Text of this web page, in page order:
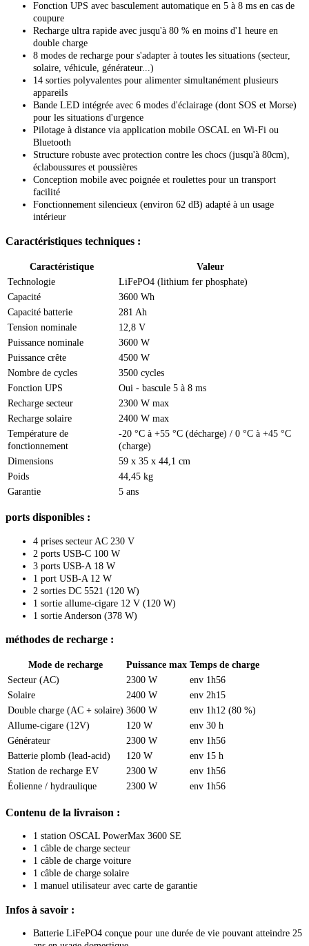
Fonction UPS avec basculement automatique en 5 à 8 ms en cas de
coupure
Recharge ultra rapide avec jusqu'à 80 % en moins d'1 heure en
double charge
8 modes de recharge pour s'adapter à toutes les situations (secteur,
solaire, véhicule, générateur...)
14 sorties polyvalentes pour alimenter simultanément plusieurs
appareils
Bande LED intégrée avec 6 modes d'éclairage (dont SOS et Morse)
pour les situations d'urgence
Pilotage à distance via application mobile OSCAL en Wi-Fi ou
Bluetooth
Structure robuste avec protection contre les chocs (jusqu'à 80cm),
éclaboussures et poussières
Conception mobile avec poignée et roulettes pour un transport
facilité
Fonctionnement silencieux (environ 62 dB) adapté à un usage
intérieur
Caractéristiques techniques :
Caractéristique
Valeur
Technologie
LiFePO4 (lithium fer phosphate)
Capacité
3600 Wh
Capacité batterie
281 Ah
Tension nominale
12,8 V
Puissance nominale
3600 W
Puissance crête
4500 W
Nombre de cycles
3500 cycles
Fonction UPS
Oui - bascule 5 à 8 ms
Recharge secteur
2300 W max
Recharge solaire
2400 W max
Température de
fonctionnement
-20 °C à +55 °C (décharge) / 0 °C à +45 °C
(charge)
Dimensions
59 x 35 x 44,1 cm
Poids
44,45 kg
Garantie
5 ans
ports disponibles :
4 prises secteur AC 230 V
2 ports USB-C 100 W
3 ports USB-A 18 W
1 port USB-A 12 W
2 sorties DC 5521 (120 W)
1 sortie allume-cigare 12 V (120 W)
1 sortie Anderson (378 W)
méthodes de recharge :
Mode de recharge Puissance max Temps de charge
Secteur (AC)
2300 W
env 1h56
Solaire
2400 W
env 2h15
Double charge (AC + solaire) 3600 W
env 1h12 (80 %)
Allume-cigare (12V)
120 W
env 30 h
Générateur
2300 W
env 1h56
Batterie plomb (lead-acid)
120 W
env 15 h
Station de recharge EV
2300 W
env 1h56
Éolienne / hydraulique
2300 W env 1h56
Contenu de la livraison :
1 station OSCAL PowerMax 3600 SE
1 câble de charge secteur
1 câble de charge voiture
1 câble de charge solaire
1 manuel utilisateur avec carte de garantie
Infos à savoir :
Batterie LiFePO4 conçue pour une durée de vie pouvant atteindre 25